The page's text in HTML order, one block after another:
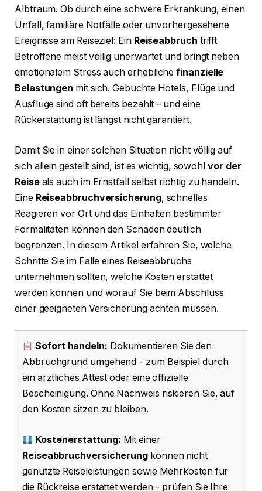
Albtraum. Ob durch eine schwere Erkrankung, einen
Unfall, familiäre Notfälle oder unvorhergesehene
Ereignisse am Reiseziel: Ein Reiseabbruch trifft
Betroffene meist völlig unerwartet und bringt neben
emotionalem Stress auch erheblichefinanzielle
Belastungen mit sich. Gebuchte Hotels, Flüge und
Ausflüge sind oft bereits bezahlt – und eine
Rückerstattung ist längst nicht garantiert.
Damit Sie in einer solchen Situation nicht völlig auf
sich allein gestellt sind, ist es wichtig, sowohlvor der
Reiseals auch im Ernstfall selbst richtig zu handeln.
Eine Reiseabbruchversicherung, schnelles
Reagieren vor Ort und das Einhalten bestimmter
Formalitäten können den Schaden deutlich
begrenzen. In diesem Artikel erfahren Sie, welche
Schritte Sie im Falle eines Reiseabbruchs
unternehmen sollten, welche Kosten erstattet
werden können und worauf Sie beim Abschluss
einer geeigneten Versicherung achten müssen.
Sofort handeln: Dokumentieren Sie den
Abbruchgrund umgehend – zum Beispiel durch
ein ärztliches Attest oder eine offizielle
Bescheinigung. Ohne Nachweis riskieren Sie, auf
den Kosten sitzen zu bleiben.
Kostenerstattung: Mit einer
Reiseabbruchversicherung können nicht
genutzte Reiseleistungen sowie Mehrkosten für
die Rückreise erstattet werden – prüfen Sie Ihre